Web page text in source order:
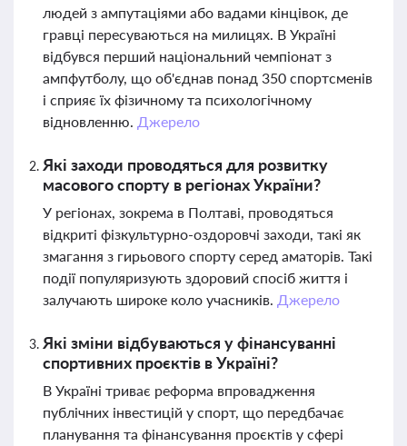
людей з ампутаціями або вадами кінцівок, де
гравці пересуваються на милицях. В Україні
відбувся перший національний чемпіонат з
ампфутболу, що об'єднав понад 350 спортсменів
і сприяє їх фізичному та психологічному
відновленню. Джерело
Які заходи проводяться для розвитку
масового спорту в регіонах України?
У регіонах, зокрема в Полтаві, проводяться
відкриті фізкультурно-оздоровчі заходи, такі як
змагання з гирьового спорту серед аматорів. Такі
події популяризують здоровий спосіб життя і
залучають широке коло учасників. Джерело
Які зміни відбуваються у фінансуванні
спортивних проєктів в Україні?
В Україні триває реформа впровадження
публічних інвестицій у спорт, що передбачає
планування та фінансування проєктів у сфері